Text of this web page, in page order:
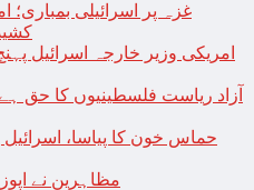
غزہ پر اسرائیلی بمباری؛
امریکی وزیر خارجہ اسرائیل
حماس خون کا پیاسا،
مظاہرین نے